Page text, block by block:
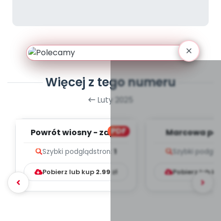
Więcej z tego numeru
Luty 2025
PDF
Powrót wiosny - zapis
Szybki podglądstron: 1
Pobierz lub kup 2.99 zł
Marcowa
Szybki
Pobierz lub